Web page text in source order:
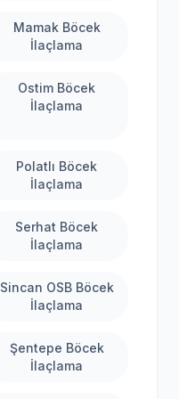
Mamak Böcek
İlaçlama
Ostim Böcek
İlaçlama
Polatlı Böcek
İlaçlama
Serhat Böcek
İlaçlama
Sincan OSB Böcek
İlaçlama
Şentepe Böcek
İlaçlama